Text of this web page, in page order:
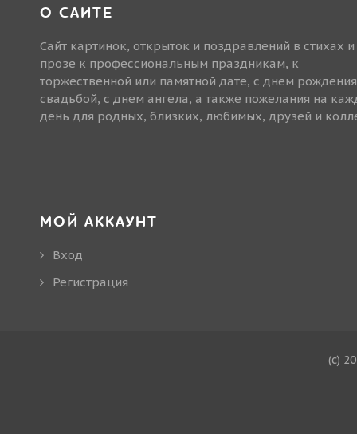
О САЙТЕ
Сайт картинок, открыток и поздравлений в стихах и
прозе к профессиональным праздникам, к
торжественной или памятной дате, с днем
свадьбой, с днем ангела, а также пожелания на
день для родных, близких, любимых, друзей и
МОЙ АККАУНТ
Вход
Регистрация
(c)